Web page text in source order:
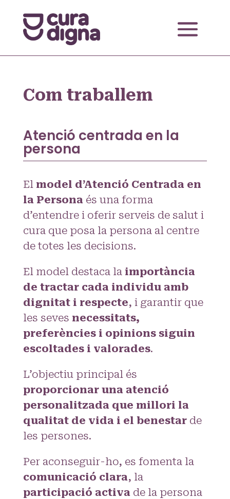
Com traballem
Atenció centrada en la
persona
El model d’Atenció Centrada en
la Personaés una forma
d’entendre i oferir serveis de salut i
cura que posa la persona al centre
de totes les decisions.
El model destaca laimportància
de tractar cada individu amb
dignitat i respecte, i garantir que
les seves necessitats,
preferències i opinions siguin
escoltades i valorades.
L’objectiu principal és
proporcionar una atenció
personalitzada que millori la
qualitat de vida i el benestar de
les persones.
Per aconseguir-ho, es fomenta la
comunicació clara, la
participació activade la persona